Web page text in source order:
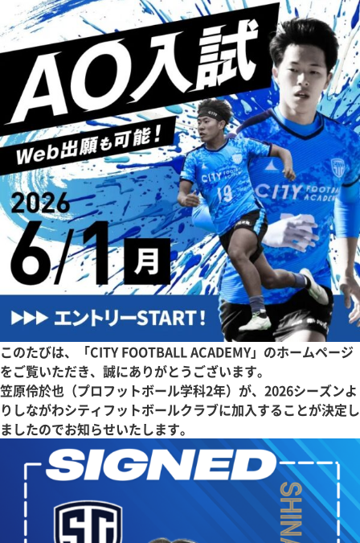
このたびは、「CITY FOOTBALL ACADEMY」のホームページ
をご覧いただき、誠にありがとうございます。
笠原伶於也（プロフットボール学科2年）が、2026シーズンよ
りしながわシティフットボールクラブに加入することが決定し
ましたのでお知らせいたします。